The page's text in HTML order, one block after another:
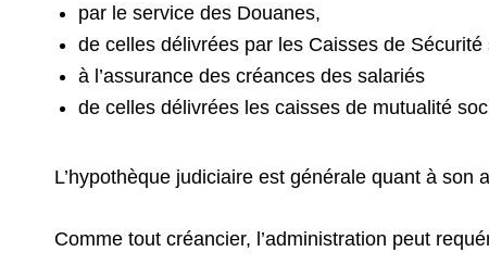
par le service des Douanes,
de celles délivrées par les Caisses de
à l’assurance des créances des salariés
de celles délivrées les caisses de mutualité
L’hypothèque judiciaire est générale quant à
Comme tout créancier, l’administration peut